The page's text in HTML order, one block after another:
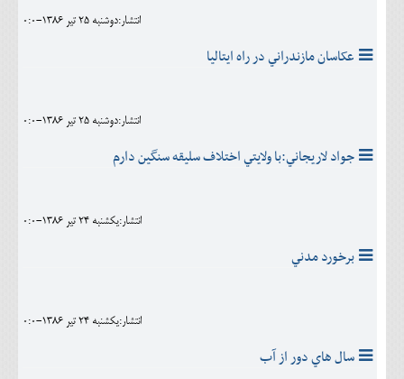
انتشار:دوشنبه 25 تير 1386-0:0
عکاسان مازندراني در راه ايتاليا
انتشار:دوشنبه 25 تير 1386-0:0
جواد لاريجاني:با ولايتي اختلاف سليقه سنگين دارم
انتشار:يکشنبه 24 تير 1386-0:0
برخورد مدني
انتشار:يکشنبه 24 تير 1386-0:0
سال هاي دور از آب